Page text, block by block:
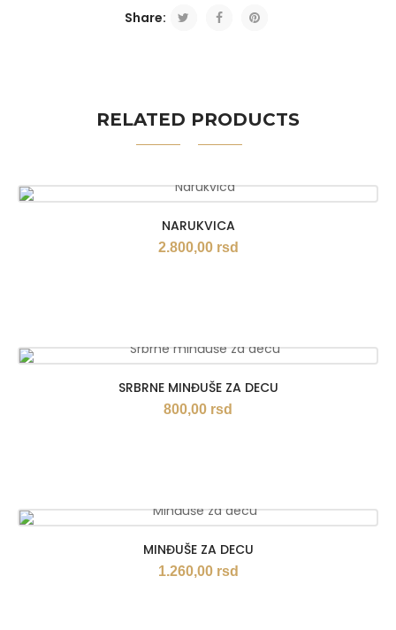
Share:
RELATED PRODUCTS
NARUKVICA
2.800,00 rsd
SRBRNE MINĐUŠE ZA DECU
800,00 rsd
MINĐUŠE ZA DECU
1.260,00 rsd